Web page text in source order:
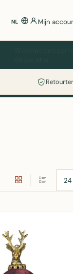
NL Mijn